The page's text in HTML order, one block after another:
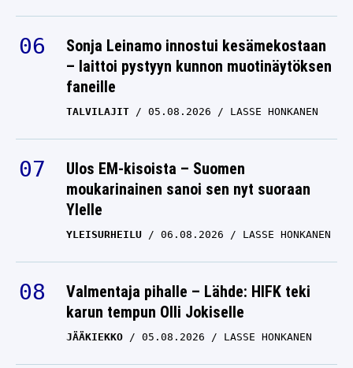
Sonja Leinamo innostui kesämekostaan
– laittoi pystyyn kunnon muotinäytöksen
faneille
TALVILAJIT 05.08.2026 LASSE HONKANEN
Ulos EM-kisoista – Suomen
moukarinainen sanoi sen nyt suoraan
Ylelle
YLEISURHEILU 06.08.2026 LASSE HONKANEN
Valmentaja pihalle – Lähde: HIFK teki
karun tempun Olli Jokiselle
JÄÄKIEKKO 05.08.2026 LASSE HONKANEN